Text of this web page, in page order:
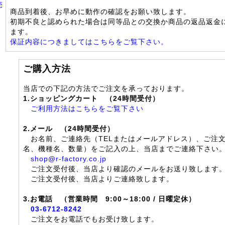
商品到着後、お早めに動作の確認をお願い致します。
初期不良と認められた場合は同等品との交換か商品の返品返金
ます。
保証内容につきましてはこちらをご覧下さい。
ご購入方法
当店での下記の方法でご注文を承っております。
1.ショッピングカート （24時間受付）
ご利用方法はこちらをご覧下さい
2.メール （24時間受付）
お名前、ご連絡先（TELまたはメールアドレス）、ご注
名、機種名、数量）をご記入の上、当店までご連絡下さい
shop@r-factory.co.jp
ご注文受付後、当店より確認のメールをお送り致します
ご注文受付後、当店よりご連絡致します。
3.お電話 （営業時間 9:00～18:00 / 日曜定休）
03-6712-8242
ご注文をお電話でもお受け致します。